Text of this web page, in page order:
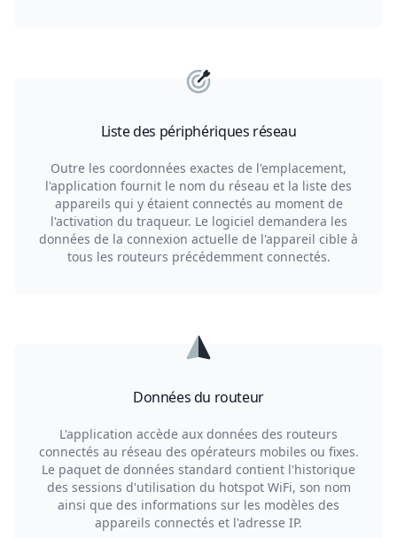
Liste des périphériques réseau
Outre les coordonnées exactes de l'emplacement,
l'application fournit le nom du réseau et la liste des
appareils qui y étaient connectés au moment de
l'activation du traqueur. Le logiciel demandera les
données de la connexion actuelle de l'appareil cible à
tous les routeurs précédemment connectés.
Données du routeur
L'application accède aux données des routeurs
connectés au réseau des opérateurs mobiles ou fixes.
Le paquet de données standard contient l'historique
des sessions d'utilisation du hotspot WiFi, son nom
ainsi que des informations sur les modèles des
appareils connectés et l'adresse IP.